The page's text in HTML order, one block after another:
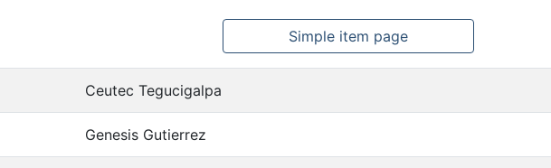
Simple item page
Ceutec Tegucigalpa
Genesis Gutierrez